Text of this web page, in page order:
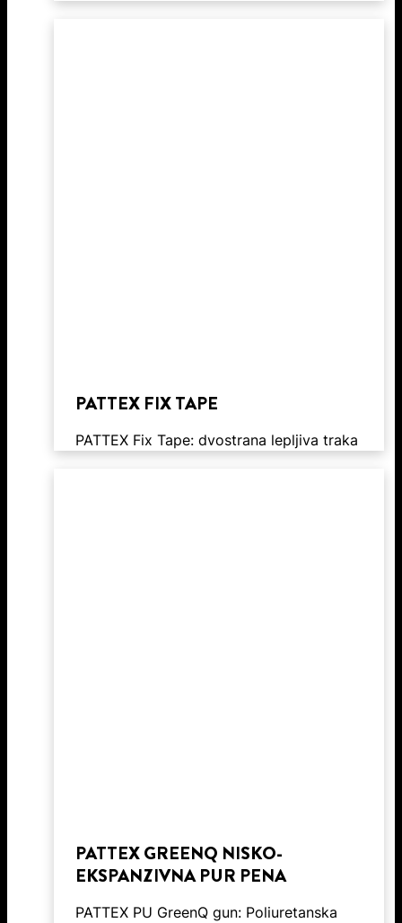
PATTEX FIX TAPE
PATTEX Fix Tape: dvostrana lepljiva traka
PATTEX GREENQ NISKO-
EKSPANZIVNA PUR PENA
PATTEX PU GreenQ gun: Poliuretanska